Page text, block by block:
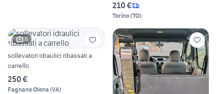
210 €
Torino(TO)
6
sollevatori idraulici ribassati a
carrello
250 €
Fagnano Olona (VA)